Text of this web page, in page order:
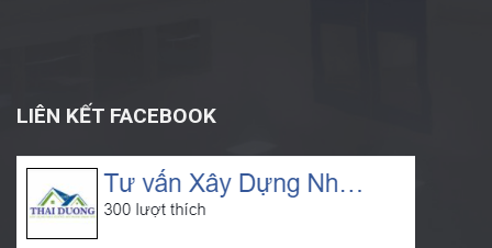
LIÊN KẾT FACEBOOK